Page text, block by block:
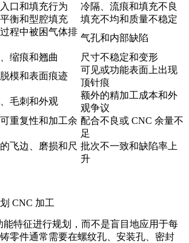
口和填充行为
冷隔、流痕和填充不良
衡和型腔填充
填充不均和质量不稳定
程中被困气体排
气孔和内部缺陷
缩痕和翘曲
尺寸不稳定和变形
模和表面痕迹
可见或功能表面上出现
顶针痕
毛刺和外观
额外的精加工成本和外
观争议
重复性和加工余 配合不良或 CNC 余量不
足
飞边、磨损和尺 批次不一致和缺陷率上
升
CNC 加工
能特征进行规划，而不是盲目地应用于每
零件通常需要在螺纹孔、安装孔、密封